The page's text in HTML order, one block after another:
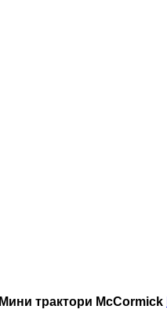
Мини трактори McCormick